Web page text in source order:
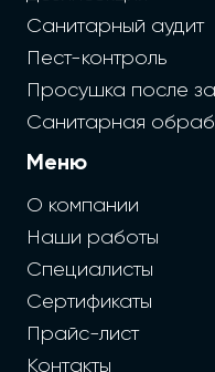
Санитарный аудит
Пест-контроль
Просушка после
Санитарная
Меню
О компании
Наши работы
Специалисты
Сертификаты
Прайс-лист
Контакты